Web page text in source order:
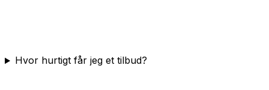
Hvor hurtigt får jeg et tilbud?